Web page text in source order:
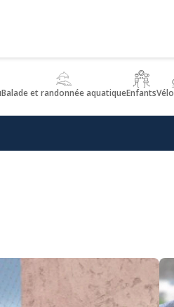
Balade et randonnée aquatiqueEnfants